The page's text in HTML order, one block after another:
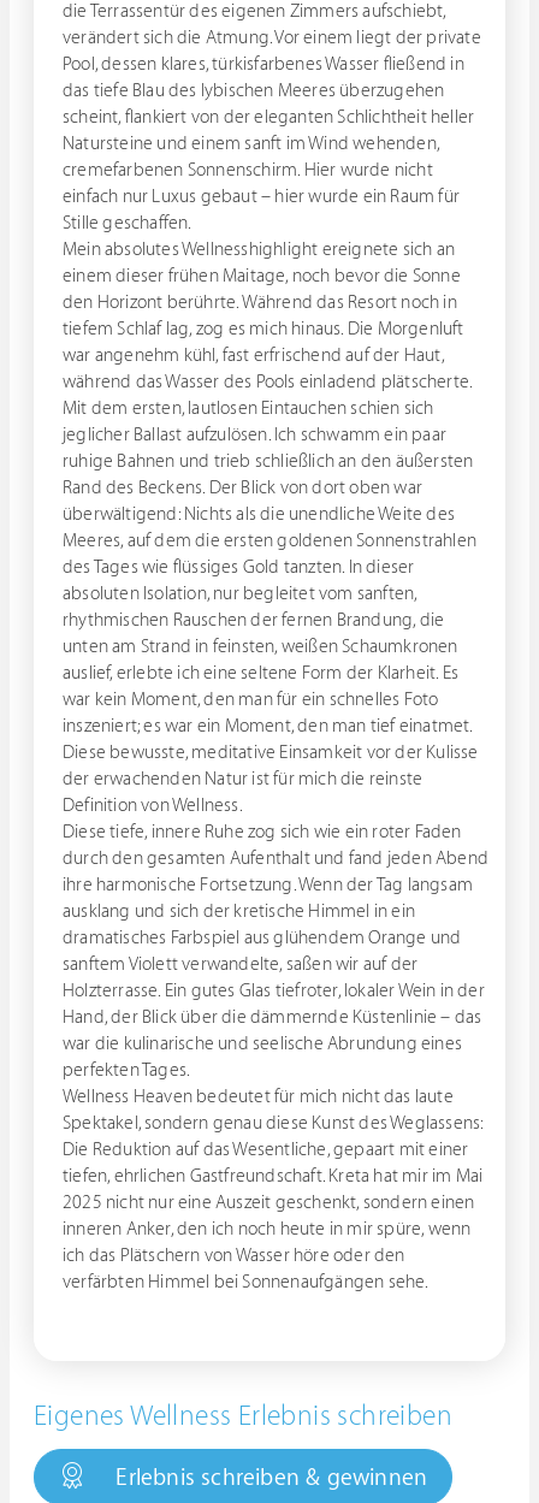
die Terrassentür des eigenen Zimmers aufschiebt,
verändert sich die Atmung. Vor einem liegt der private
Pool, dessen klares, türkisfarbenes Wasser fließend in
das tiefe Blau des lybischen Meeres überzugehen
scheint, flankiert von der eleganten Schlichtheit heller
Natursteine und einem sanft im Wind wehenden,
cremefarbenen Sonnenschirm. Hier wurde nicht
einfach nur Luxus gebaut – hier wurde ein Raum für
Stille geschaffen.
Mein absolutes Wellnesshighlight ereignete sich an
einem dieser frühen Maitage, noch bevor die Sonne
den Horizont berührte. Während das Resort noch in
tiefem Schlaf lag, zog es mich hinaus. Die Morgenluft
war angenehm kühl, fast erfrischend auf der Haut,
während das Wasser des Pools einladend plätscherte.
Mit dem ersten, lautlosen Eintauchen schien sich
jeglicher Ballast aufzulösen. Ich schwamm ein paar
ruhige Bahnen und trieb schließlich an den äußersten
Rand des Beckens. Der Blick von dort oben war
überwältigend: Nichts als die unendliche Weite des
Meeres, auf dem die ersten goldenen Sonnenstrahlen
des Tages wie flüssiges Gold tanzten. In dieser
absoluten Isolation, nur begleitet vom sanften,
rhythmischen Rauschen der fernen Brandung, die
unten am Strand in feinsten, weißen Schaumkronen
auslief, erlebte ich eine seltene Form der Klarheit. Es
war kein Moment, den man für ein schnelles Foto
inszeniert; es war ein Moment, den man tief einatmet.
Diese bewusste, meditative Einsamkeit vor der Kulisse
der erwachenden Natur ist für mich die reinste
Definition von Wellness.
Diese tiefe, innere Ruhe zog sich wie ein roter Faden
durch den gesamten Aufenthalt und fand jeden Abend
ihre harmonische Fortsetzung. Wenn der Tag langsam
ausklang und sich der kretische Himmel in ein
dramatisches Farbspiel aus glühendem Orange und
sanftem Violett verwandelte, saßen wir auf der
Holzterrasse. Ein gutes Glas tiefroter, lokaler Wein in der
Hand, der Blick über die dämmernde Küstenlinie – das
war die kulinarische und seelische Abrundung eines
perfekten Tages.
Wellness Heaven bedeutet für mich nicht das laute
Spektakel, sondern genau diese Kunst des Weglassens:
Die Reduktion auf das Wesentliche, gepaart mit einer
tiefen, ehrlichen Gastfreundschaft. Kreta hat mir im Mai
2025 nicht nur eine Auszeit geschenkt, sondern einen
inneren Anker, den ich noch heute in mir spüre, wenn
ich das Plätschern von Wasser höre oder den
verfärbten Himmel bei Sonnenaufgängen sehe.
Eigenes Wellness Erlebnis schreiben
Erlebnis schreiben & gewinnen